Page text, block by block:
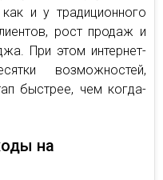
и у традиционного
рост продаж и
При этом интернет-
возможностей,
быстрее, чем когда-
на